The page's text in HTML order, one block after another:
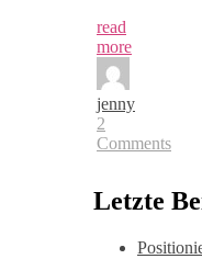
read
more
jenny
2
Comments
Letzte